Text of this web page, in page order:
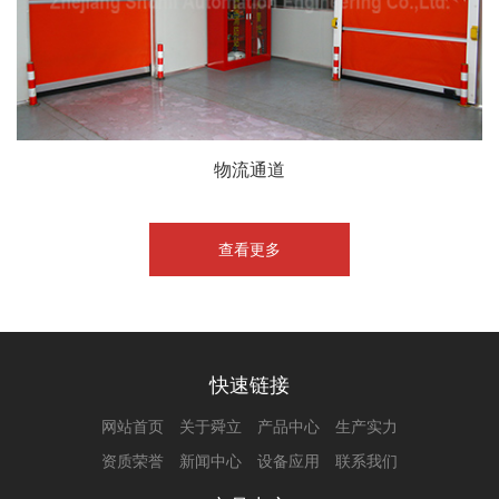
物流通道
查看更多
快速链接
网站首页 关于舜立 产品中心
生产实力
资质荣誉
新闻中心 设备应用 联系我们